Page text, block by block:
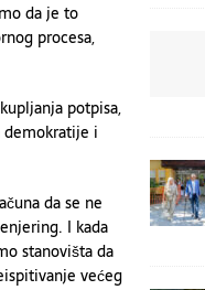
da je to
procesa,
potpisa,
demokratije i
da se ne
I kada
stanovišta da
većeg